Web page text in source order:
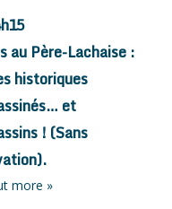
Avis de décès,
août 2025.
au Père-Lachaise :
historiques
et
! (Sans
more »